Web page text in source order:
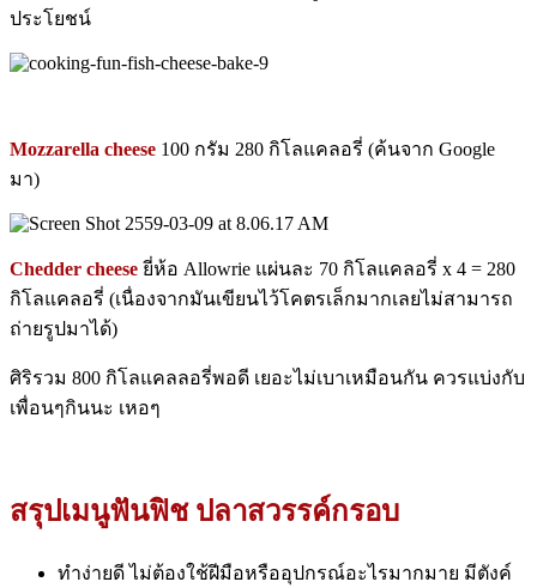
ประโยชน์
Mozzarella cheese 100 กรัม 280 กิโลแคลอรี่ (ค้นจาก Google
มา)
Chedder cheese ยี่ห้อ Allowrie แผ่นละ 70 กิโลแคลอรี่ x 4 = 280
กิโลแคลอรี่ (เนื่องจากมันเขียนไว้โคตรเล็กมากเลยไม่สามารถ
ถ่ายรูปมาได้)
ศิริรวม 800 กิโลแคลลอรี่พอดี เยอะไม่เบาเหมือนกัน ควรแบ่งกับ
เพื่อนๆกินนะ เหอๆ
สรุปเมนูฟันฟิช ปลาสวรรค์กรอบ
ทำง่ายดี ไม่ต้องใช้ฝีมือหรืออุปกรณ์อะไรมากมาย มีตังค์